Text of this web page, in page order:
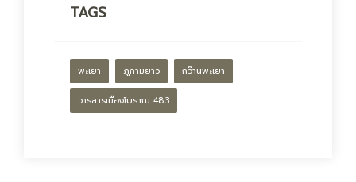
TAGS
พะเยา ภูกามยาว กว๊านพะเยา
วารสารเมืองโบราณ 48.3